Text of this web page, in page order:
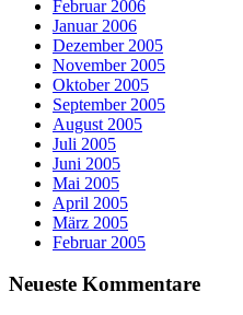
Februar 2006
Januar 2006
Dezember 2005
November 2005
Oktober 2005
September 2005
August 2005
Juli 2005
Juni 2005
Mai 2005
April 2005
März 2005
Februar 2005
Neueste Kommentare